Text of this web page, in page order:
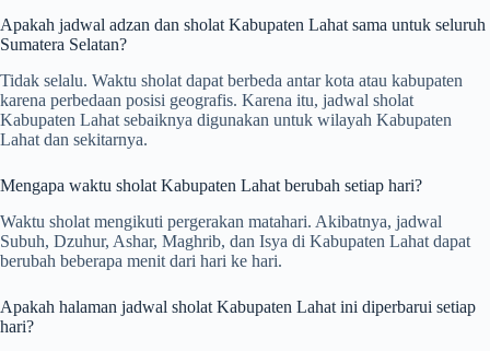
Apakah jadwal adzan dan sholat Kabupaten Lahat sama untuk seluruh
Sumatera Selatan?
Tidak selalu. Waktu sholat dapat berbeda antar kota atau kabupaten
karena perbedaan posisi geografis. Karena itu, jadwal sholat
Kabupaten Lahat sebaiknya digunakan untuk wilayah Kabupaten
Lahat dan sekitarnya.
Mengapa waktu sholat Kabupaten Lahat berubah setiap hari?
Waktu sholat mengikuti pergerakan matahari. Akibatnya, jadwal
Subuh, Dzuhur, Ashar, Maghrib, dan Isya di Kabupaten Lahat dapat
berubah beberapa menit dari hari ke hari.
Apakah halaman jadwal sholat Kabupaten Lahat ini diperbarui setiap
hari?